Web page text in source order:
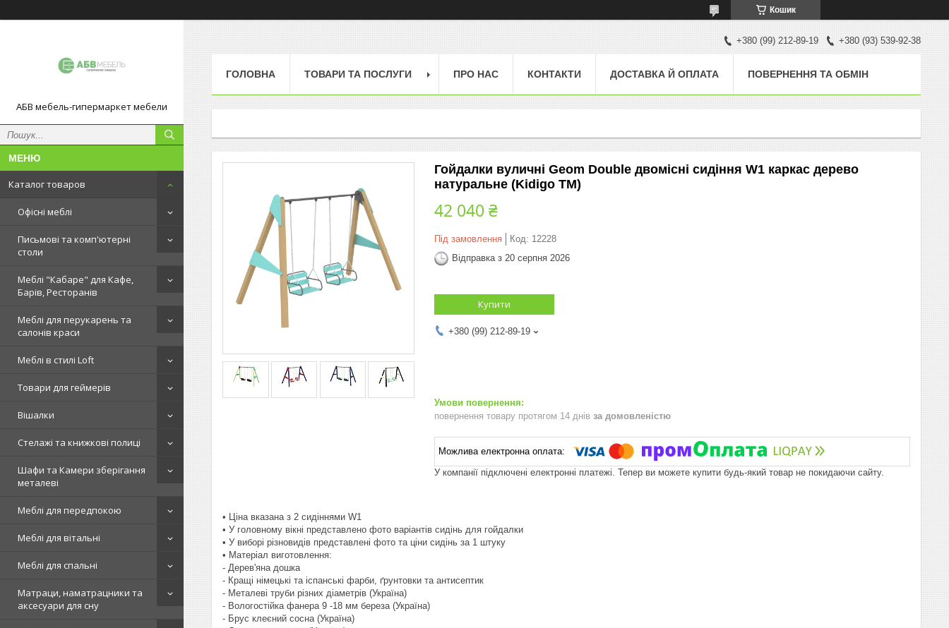
Кошик
АБВ мебель-гипермаркет мебели
Каталог товаров
Офісні меблі
Письмові та комп'ютерні
столи
Меблі "Кабаре" для Кафе,
Барів, Ресторанів
Меблі для перукарень та
салонів краси
Меблі в стилі Loft
Товари для геймерів
Вішалки
Стелажі та книжкові полиці
Шафи та Камери зберігання
металеві
Меблі для передпокою
Меблі для вітальні
Меблі для спальні
Матраци, наматрацники та
аксесуари для сну
+380 (99) 212-89-19 +380 (93) 539-92-38
ГОЛОВНА ТОВАРИ ТА ПОСЛУГИ ПРО НАС КОНТАКТИ ДОСТАВКА Й ОПЛАТА ПОВЕРНЕННЯ ТА ОБМІН
Гойдалки вуличні Geom Double двомісні сидіння W1 каркас дерево
натуральне (Kidigo ТМ)
42 040 ₴
Під замовлення Код: 12228
Відправка з 20 серпня 2026
Купити
+380 (99) 212-89-19
повернення товару протягом 14 днів за домовленістю
У компанії підключені електронні платежі. Тепер ви можете купити будь-який товар не покидаючи сайту.
• Ціна вказана з 2 сидіннями W1
• У головному вікні представлено фото варіантів сидінь для гойдалки
• У виборі різновидів представлені фото та ціни сидінь за 1 штуку
• Матеріал виготовлення:
- Дерев'яна дошка
- Кращі німецькі та іспанські фарби, ґрунтовки та антисептик
- Металеві труби різних діаметрів (Україна)
- Вологостійка фанера 9 -18 мм береза (Україна)
- Брус клеєний сосна (Україна)